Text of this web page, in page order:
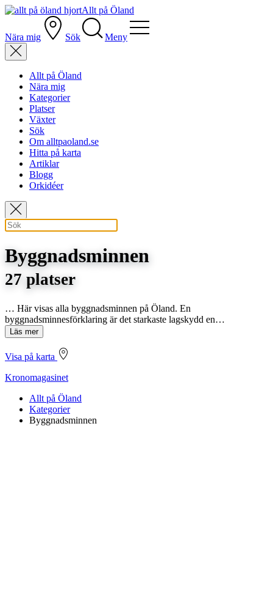
Allt på Öland
Nära mig Sök Meny
Allt på Öland
Nära mig
Kategorier
Platser
Växter
Sök
Om alltpaoland.se
Hitta på karta
Artiklar
Blogg
Orkidéer
Byggnadsminnen
27 platser
… Här visas alla byggnadsminnen på Öland. En
byggnadsminnesförklaring är det starkaste lagskydd en…
Läs mer
Visa på karta
Kronomagasinet
Allt på Öland
Kategorier
Byggnadsminnen